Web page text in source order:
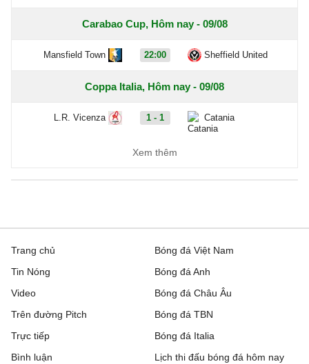
Carabao Cup, Hôm nay - 09/08
Mansfield Town 22:00 Sheffield United
Coppa Italia, Hôm nay - 09/08
L.R. Vicenza 1 - 1 Catania
3 - 1
4 - 2 Grenoble
1 - 1 Dijon
Xem thêm
Trang chủ
Tin Nóng
Video
Trên đường Pitch
Trực tiếp
Bóng đá Việt Nam
Bóng đá Anh
Bóng đá Châu Âu
Bóng đá TBN
Bóng đá Italia
Bình luận
Lịch thi đấu bóng đá hôm nay